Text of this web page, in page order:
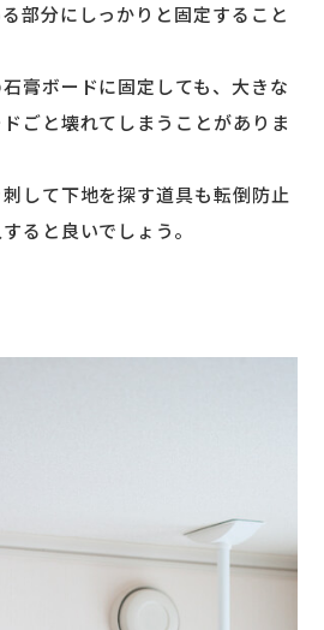
部分にしっかりと固定すること
膏ボードに固定しても、大きな
ごと壊れてしまうことがありま
して下地を探す道具も転倒防止
ると良いでしょう。